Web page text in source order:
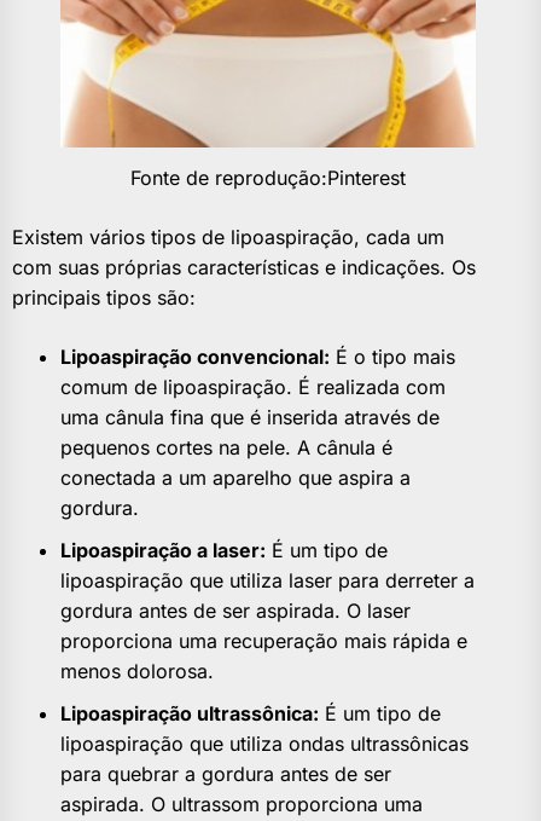
Fonte de reprodução:Pinterest
Existem vários tipos de lipoaspiração, cada um
com suas próprias características e indicações. Os
principais tipos são:
Lipoaspiração convencional: É o tipo mais
comum de lipoaspiração. É realizada com
uma cânula fina que é inserida através de
pequenos cortes na pele. A cânula é
conectada a um aparelho que aspira a
gordura.
Lipoaspiração a laser: É um tipo de
lipoaspiração que utiliza laser para derreter a
gordura antes de ser aspirada. O laser
proporciona uma recuperação mais rápida e
menos dolorosa.
Lipoaspiração ultrassônica: É um tipo de
lipoaspiração que utiliza ondas ultrassônicas
para quebrar a gordura antes de ser
aspirada. O ultrassom proporciona uma